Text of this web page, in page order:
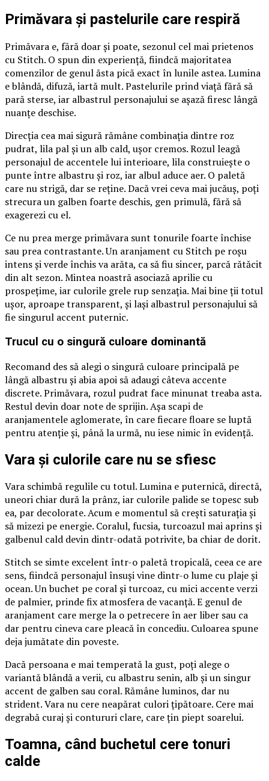
Primăvara și pastelurile care respiră
Primăvara e, fără doar și poate, sezonul cel mai prietenos
cu Stitch. O spun din experiență, fiindcă majoritatea
comenzilor de genul ăsta pică exact în lunile astea. Lumina
e blândă, difuză, iartă mult. Pastelurile prind viață fără să
pară sterse, iar albastrul personajului se așază firesc lângă
nuanțe deschise.
Direcția cea mai sigură rămâne combinația dintre roz
pudrat, lila pal și un alb cald, ușor cremos. Rozul leagă
personajul de accentele lui interioare, lila construiește o
punte între albastru și roz, iar albul aduce aer. O paletă
care nu strigă, dar se reține. Dacă vrei ceva mai jucăuș, poți
strecura un galben foarte deschis, gen primulă, fără să
exagerezi cu el.
Ce nu prea merge primăvara sunt tonurile foarte închise
sau prea contrastante. Un aranjament cu Stitch pe roșu
intens și verde închis va arăta, ca să fiu sincer, parcă rătăcit
din alt sezon. Mintea noastră asociază aprilie cu
prospețime, iar culorile grele rup senzația. Mai bine ții totul
ușor, aproape transparent, și lași albastrul personajului să
fie singurul accent puternic.
Trucul cu o singură culoare dominantă
Recomand des să alegi o singură culoare principală pe
lângă albastru și abia apoi să adaugi câteva accente
discrete. Primăvara, rozul pudrat face minunat treaba asta.
Restul devin doar note de sprijin. Așa scapi de
aranjamentele aglomerate, în care fiecare floare se luptă
pentru atenție și, până la urmă, nu iese nimic în evidență.
Vara și culorile care nu se sfiesc
Vara schimbă regulile cu totul. Lumina e puternică, directă,
uneori chiar dură la prânz, iar culorile palide se topesc sub
ea, par decolorate. Acum e momentul să crești saturația și
să mizezi pe energie. Coralul, fucsia, turcoazul mai aprins și
galbenul cald devin dintr-odată potrivite, ba chiar de dorit.
Stitch se simte excelent într-o paletă tropicală, ceea ce are
sens, fiindcă personajul însuși vine dintr-o lume cu plaje și
ocean. Un buchet pe coral și turcoaz, cu mici accente verzi
de palmier, prinde fix atmosfera de vacanță. E genul de
aranjament care merge la o petrecere în aer liber sau ca
dar pentru cineva care pleacă în concediu. Culoarea spune
deja jumătate din poveste.
Dacă persoana e mai temperată la gust, poți alege o
variantă blândă a verii, cu albastru senin, alb și un singur
accent de galben sau coral. Rămâne luminos, dar nu
strident. Vara nu cere neapărat culori țipătoare. Cere mai
degrabă curaj și contururi clare, care țin piept soarelui.
Toamna, când buchetul cere tonuri
calde